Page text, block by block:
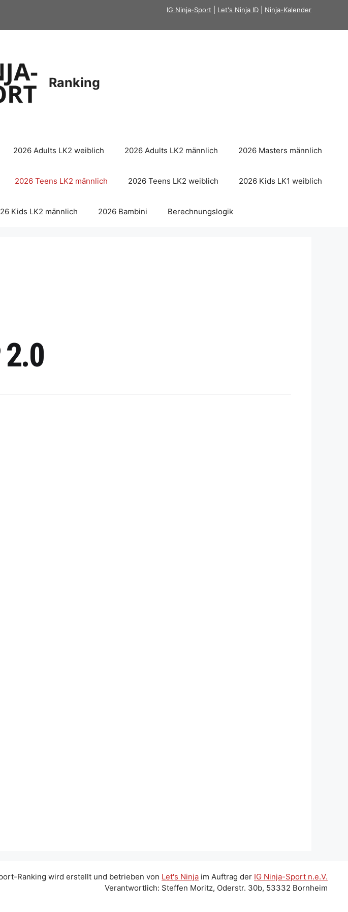
IG Ninja-Sport Let's Ninja ID Ninja-Kalender
Ranking
2026 Adults LK2 weiblich 2026 Adults LK2 männlich 2026 Masters männlich
2026 Teens LK2 männlich 2026 Teens LK2 weiblich 2026 Kids LK1 weiblich
Kids LK2 männlich 2026 Bambini Berechnungslogik
2.0
Ranking wird erstellt und betrieben von Let's Ninja im Auftrag der IG Ninja-Sport n.e.V.
Verantwortlich: Steffen Moritz, Oderstr. 30b, 53332 Bornheim